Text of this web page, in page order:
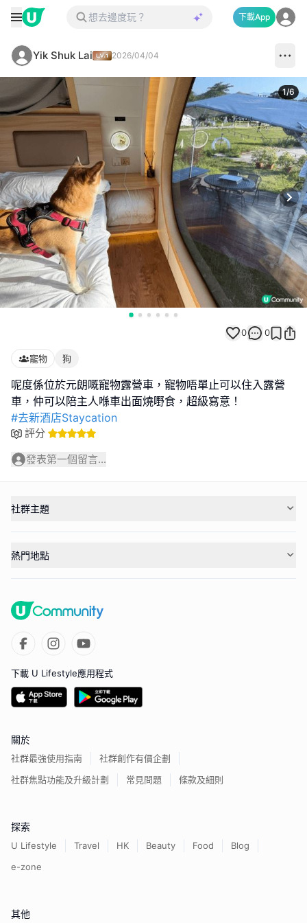
下載App
Yik Shuk Lai 2026/04/04
1/6
0 0
寵物 狗
呢度係位於元朗嘅寵物露營車，寵物唔單止可以住入露營
#去新酒店Staycation
評分
發表第一個留言...
社群主題
熱門地點
下載 U Lifestyle應用程式
關於
社群最強使用指南
社群創作有價企劃
社群焦點功能及升級計劃
常見問題 條款及細則
探索
U Lifestyle Travel HK Beauty Food
Blog
e-zone
其他